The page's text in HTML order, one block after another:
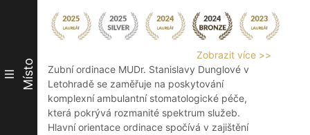
III Místo
Zobrazit více >>
Zubní ordinace MUDr. Stanislavy Dunglové v
Letohradě se zaměřuje na poskytování
komplexní ambulantní stomatologické péče,
která pokrývá rozmanité spektrum služeb.
Hlavní orientace ordinace spočívá v zajištění